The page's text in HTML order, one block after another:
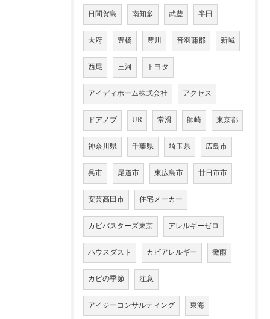
日間賀島 南知多 武豊 半田
大府 豊橋 豊川 音羽蒲郡 新城
西尾 三河 トヨタ
アイディホーム株式会社 アクセス
ドアノブ UR 常滑 師崎 東京都
神奈川県 千葉県 埼玉県 広島市
呉市 尾道市 東広島市 廿日市市
安芸高田市 住宅メーカー
カビバスターズ東京 アレルギーゼロ
ハウスダスト カビアレルギー 黴雨
カビの季節 注意
アイジーコンサルティング 東海